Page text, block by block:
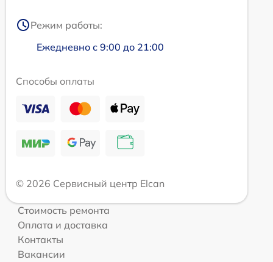
Режим работы:
Ежедневно с 9:00 до 21:00
Способы оплаты
© 2026 Сервисный центр Elcan
Стоимость ремонта
Оплата и доставка
Контакты
Вакансии